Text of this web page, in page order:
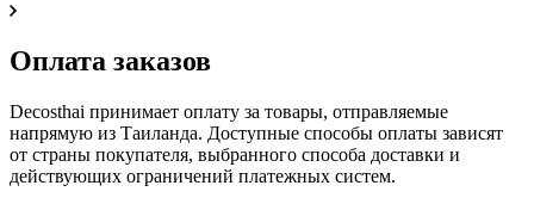
Оплата заказов
Decosthai принимает оплату за товары, отправляемые
напрямую из Таиланда. Доступные способы оплаты зависят
от страны покупателя, выбранного способа доставки и
действующих ограничений платежных систем.